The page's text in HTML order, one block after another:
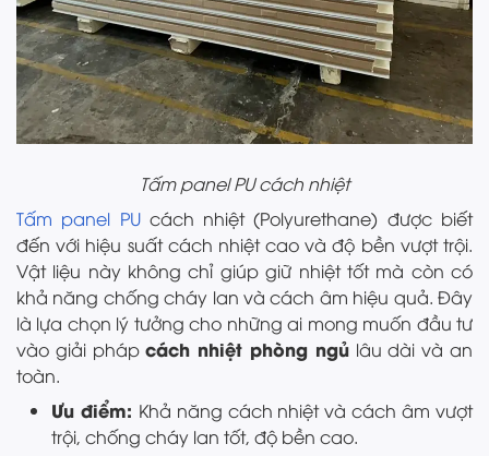
Tấm panel PU cách nhiệt
Tấm panel PUcách nhiệt (Polyurethane) được biết
đến với hiệu suất cách nhiệt cao và độ bền vượt trội.
Vật liệu này không chỉ giúp giữ nhiệt tốt mà còn có
khả năng chống cháy lan và cách âm hiệu quả. Đây
là lựa chọn lý tưởng cho những ai mong muốn đầu tư
vào giải phápcách nhiệt phòng ngủlâu dài và an
toàn.
Ưu điểm: Khả năng cách nhiệt và cách âm vượt
trội, chống cháy lan tốt, độ bền cao.